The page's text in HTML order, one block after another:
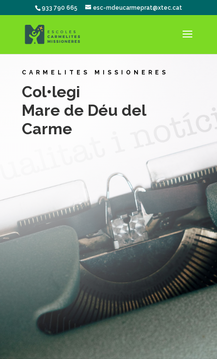
933 790 665 esc-mdeucarmeprat@xtec.cat
CARMELITES MISSIONERES
Col•legi
Mare de Déu del
Carme